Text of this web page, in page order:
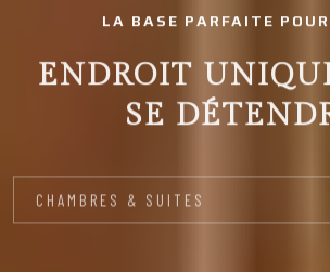
LA BASE PARFAITE
ENDROIT
SE